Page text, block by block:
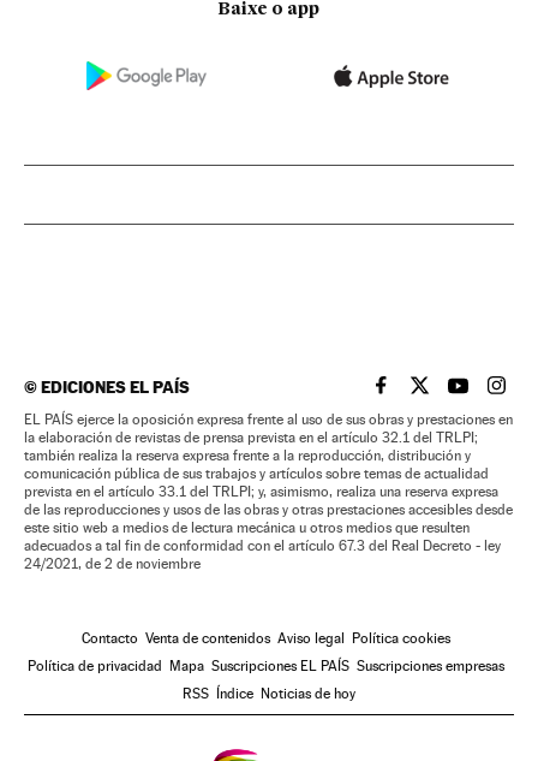
Baixe o app
©EDICIONES EL PAÍS EL PAÍS BRASIL EN
EL PAÍSEL PAÍS
EL
EL PAÍS ejerce la oposición expresa frente al uso de sus obras y prestaciones en
la elaboración de revistas de prensa prevista en el artículo 32.1 del TRLPI;
también realiza la reserva expresa frente a la reproducción, distribución y
comunicación pública de sus trabajos y artículos sobre temas de actualidad
prevista en el artículo 33.1 del TRLPI; y, asimismo, realiza una reserva expresa
de las reproducciones y usos de las obras y otras prestaciones accesibles desde
este sitio web a medios de lectura mecánica u otros medios que resulten
adecuados a tal fin de conformidad con el artículo 67.3 del Real Decreto - ley
24/2021, de 2 de noviembre
Contacto Venta de contenidos Aviso legal Política cookies
Política de privacidad Mapa Suscripciones EL PAÍS Suscripciones empresas
RSS Índice Noticias de hoy